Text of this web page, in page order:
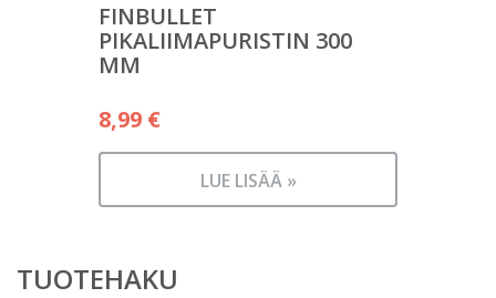
FINBULLET
PIKALIIMAPURISTIN 300
MM
8,99 €
LUE LISÄÄ »
TUOTEHAKU